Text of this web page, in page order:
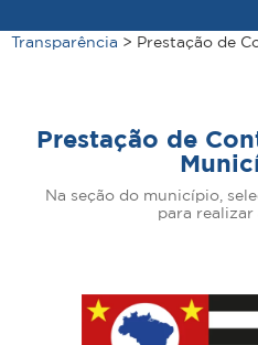
Transparência > Prestação de
Prestação de
Na seção do município,
para